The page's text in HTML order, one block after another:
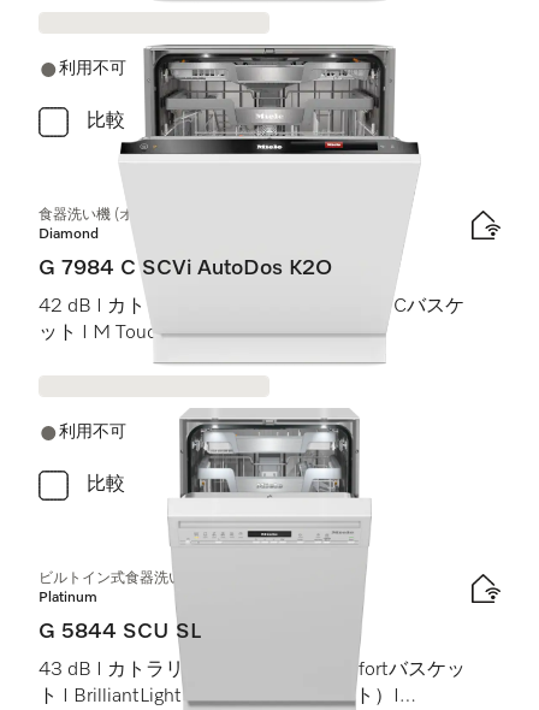
利用不可
比較
食器洗い機 (オールドア材取付専用タイプ)
Diamond
G 7984 C SCVi AutoDos K2O
42 dB I カトラリートレイ I MaxiComfort Cバスケ
ット I M Touch I Knock2Open
利用不可
比較
ビルトイン式食器洗い機（45 cm）
Platinum
G 5844 SCU SL
43 dB I カトラリートレイ I MaxiComfortバスケッ
ト I BrilliantLight（ブリリアントライト）I